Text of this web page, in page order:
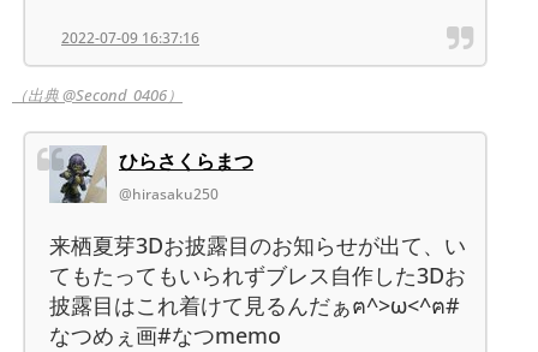
2022-07-09 16:37:16
（出典 @Second_0406）
ひらさくらまつ
@hirasaku250
来栖夏芽3Dお披露目のお知らせが出て、い
てもたってもいられずブレス自作した3Dお
披露目はこれ着けて見るんだぁฅ^>ω<^ฅ#
なつめぇ画#なつmemo